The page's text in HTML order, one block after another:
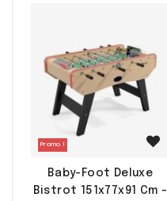
Promo !
Baby-Foot Deluxe
Bistrot 151x77x91 Cm -